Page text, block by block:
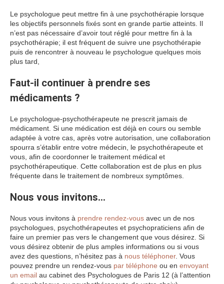
Le psychologue peut mettre fin à une psychothérapie lorsque
les objectifs personnels fixés sont en grande partie atteints. Il
n’est pas nécessaire d’avoir tout réglé pour mettre fin à la
psychothérapie; il est fréquent de suivre une psychothérapie
puis de rencontrer à nouveau le psychologue quelques mois
plus tard,
Faut-il continuer à prendre ses
médicaments ?
Le psychologue-psychothérapeute ne prescrit jamais de
médicament. Si une médication est déjà en cours ou semble
adaptée à votre cas, après votre autorisation, une collaboration
spourra s’établir entre votre médecin, le psychothérapeute et
vous, afin de coordonner le traitement médical et
psychothérapeutique. Cette collaboration est de plus en plus
fréquente dans le traitement de nombreux symptômes.
Nous vous invitons…
Nous vous invitons à prendre rendez-vous avec un de nos
psychologues, psychothérapeutes et psychopraticiens afin de
faire un premier pas vers le changement que vous désirez. Si
vous désirez obtenir de plus amples informations ou si vous
avez des questions, n’hésitez pas à nous téléphoner. Vous
pouvez prendre un rendez-vous par téléphone ou en envoyant
un email au cabinet des Psychologues de Paris 12 (à l’attention